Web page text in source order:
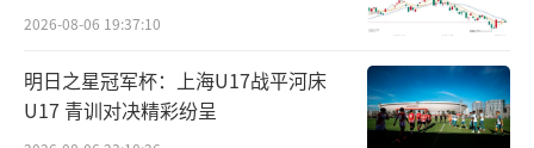
2026-08-06 19:37:10
明日之星冠军杯：上海U17战平河床
U17 青训对决精彩纷呈